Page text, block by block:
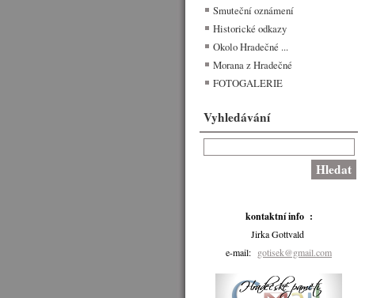
Smuteční oznámení
Historické odkazy
Okolo Hradečné ...
Morana z Hradečné
FOTOGALERIE
Vyhledávání
kontaktní info :
Jirka Gottvald
e-mail: gotisek@gmail.com